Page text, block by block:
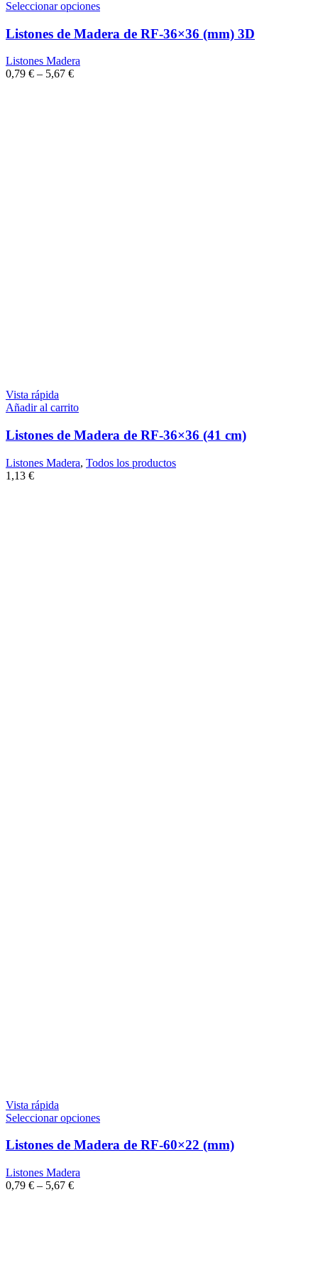
Seleccionar opciones
Listones de Madera de RF-36×36 (mm) 3D
Listones Madera
0,79 € – 5,67 €
Vista rápida
Añadir al carrito
Listones de Madera de RF-36×36 (41 cm)
Listones Madera, Todos los productos
1,13 €
Vista rápida
Seleccionar opciones
Listones de Madera de RF-60×22 (mm)
Listones Madera
0,79 € – 5,67 €